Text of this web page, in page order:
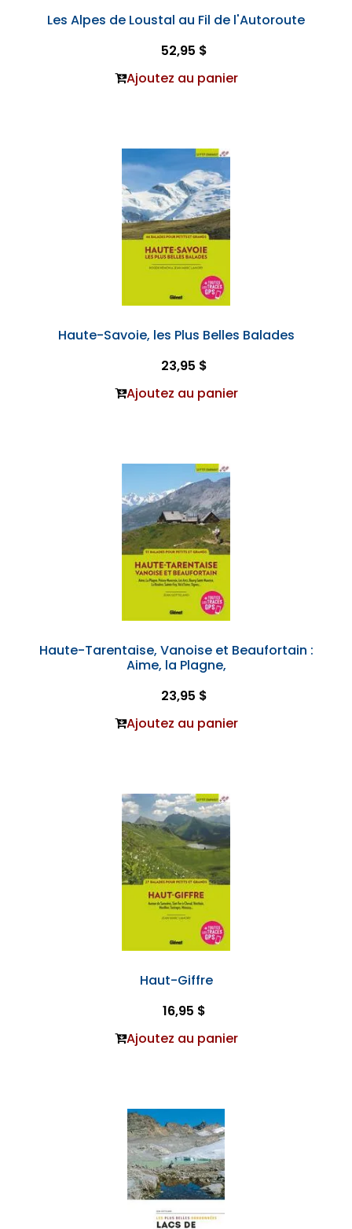
Les Alpes de Loustal au Fil de l'Autoroute
52,95 $
Ajoutez au panier
Haute-Savoie, les Plus Belles Balades
23,95 $
Ajoutez au panier
Haute-Tarentaise, Vanoise et Beaufortain :
Aime, la Plagne,
23,95 $
Ajoutez au panier
Haut-Giffre
16,95 $
Ajoutez au panier